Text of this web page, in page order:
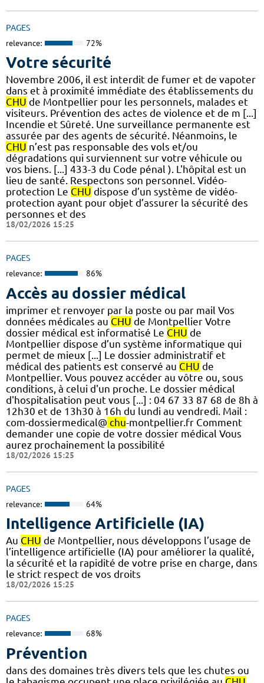
PAGES
relevance: 72%
Votre sécurité
Novembre 2006, il est interdit de fumer et de vapoter
dans et à proximité immédiate des établissements du
CHU de Montpellier pour les personnels, malades et
visiteurs. Prévention des actes de violence et de m [...]
Incendie et Sûreté. Une surveillance permanente est
assurée par des agents de sécurité. Néanmoins, le
CHU n’est pas responsable des vols et/ou
dégradations qui surviennent sur votre véhicule ou
vos biens. [...] 433-3 du Code pénal ). L'hôpital est un
lieu de santé. Respectons son personnel. Vidéo-
protection Le CHU dispose d’un système de vidéo-
protection ayant pour objet d’assurer la sécurité des
personnes et des
18/02/2026 15:25
PAGES
relevance: 86%
Accès au dossier médical
imprimer et renvoyer par la poste ou par mail Vos
données médicales au CHU de Montpellier Votre
dossier médical est informatisé Le CHU de
Montpellier dispose d’un système informatique qui
permet de mieux [...] Le dossier administratif et
médical des patients est conservé au CHU de
Montpellier. Vous pouvez accéder au vôtre ou, sous
conditions, à celui d'un proche. Le dossier médical
d'hospitalisation peut vous [...] : 04 67 33 87 68 de 8h à
12h30 et de 13h30 à 16h du lundi au vendredi. Mail :
com-dossiermedical@ chu-montpellier.fr Comment
demander une copie de votre dossier médical Vous
aurez prochainement la possibilité
18/02/2026 15:25
PAGES
relevance: 64%
Intelligence Artificielle (IA)
Au CHU de Montpellier, nous développons l’usage de
l’intelligence artificielle (IA) pour améliorer la qualité,
la sécurité et la rapidité de votre prise en charge, dans
le strict respect de vos droits
18/02/2026 15:25
PAGES
relevance: 68%
Prévention
dans des domaines très divers tels que les chutes ou